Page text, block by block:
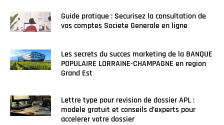
Guide pratique : Securisez la consultation de
vos comptes Societe Generale en ligne
Les secrets du succes marketing de la BANQUE
POPULAIRE LORRAINE-CHAMPAGNE en region
Grand Est
Lettre type pour revision de dossier APL :
modele gratuit et conseils d’experts pour
accelerer votre dossier